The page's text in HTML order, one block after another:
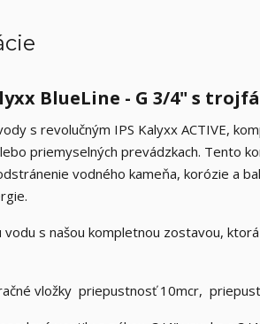
BlueLine - G 3/4" s
s revolučným IPS Kalyxx ACTIVE,
priemyselných prevádzkach. Tento
vodného kameňa, korózie a
s našou kompletnou zostavou,
vložky priepustnosť 10mcr,